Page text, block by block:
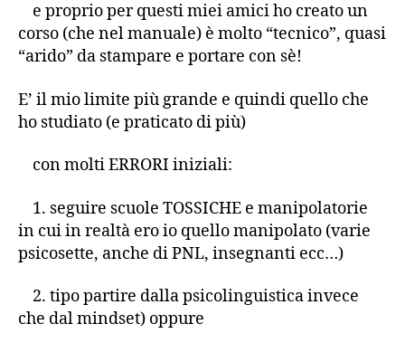
e proprio per questi miei amici ho creato un
corso (che nel manuale) è molto “tecnico”, quasi
“arido” da stampare e portare con sè!
E’ il mio limite più grande e quindi quello che
ho studiato (e praticato di più)
con molti ERRORI iniziali:
1. seguire scuole TOSSICHE e manipolatorie
in cui in realtà ero io quello manipolato (varie
psicosette, anche di PNL, insegnanti ecc…)
2. tipo partire dalla psicolinguistica invece
che dal mindset) oppure